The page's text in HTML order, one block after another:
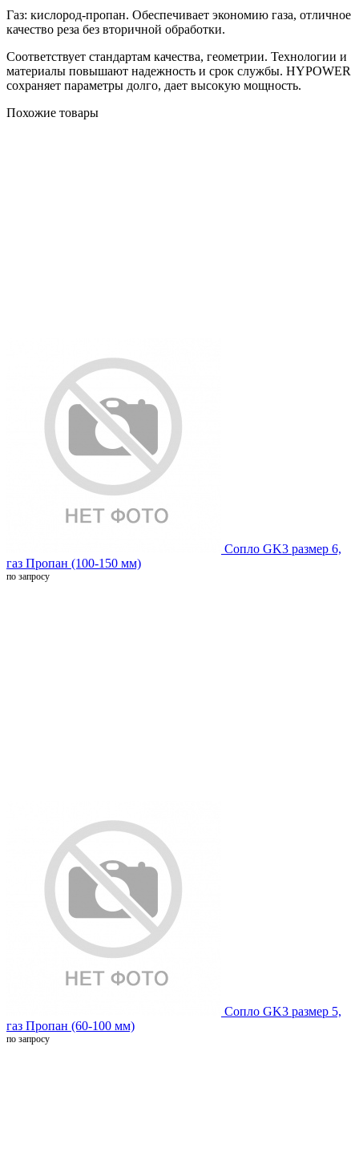
Газ: кислород-пропан. Обеспечивает экономию газа, отличное
качество реза без вторичной обработки.
Соответствует стандартам качества, геометрии. Технологии и
материалы повышают надежность и срок службы. HYPOWER
сохраняет параметры долго, дает высокую мощность.
Похожие товары
Сопло GK3 размер 6,
газ Пропан (100-150 мм)
по запросу
Сопло GK3 размер 5,
газ Пропан (60-100 мм)
по запросу